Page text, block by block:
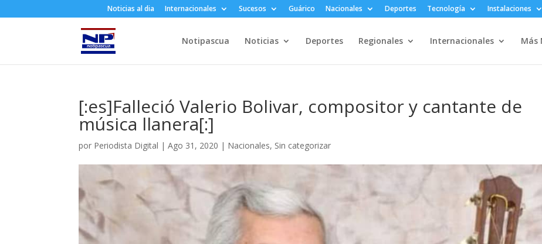
Noticias al dia Internacionales Sucesos Guárico Nacionales Deportes Tecnología Instalaciones
Notipascua Noticias Deportes Regionales Internacionales Más
[:es]Falleció Valerio Bolivar, compositor y cantante de
música llanera[:]
por Periodista Digital |Ago 31, 2020 | Nacionales, Sin categorizar